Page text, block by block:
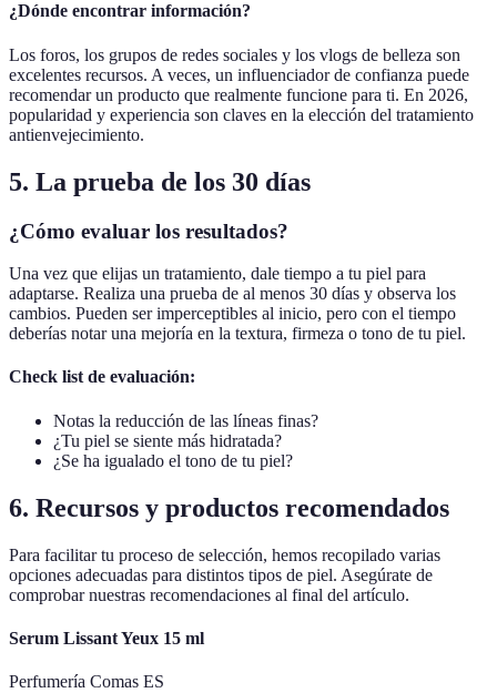
¿Dónde encontrar información?
Los foros, los grupos de redes sociales y los vlogs de belleza son
excelentes recursos. A veces, un influenciador de confianza puede
recomendar un producto que realmente funcione para ti. En 2026,
popularidad y experiencia son claves en la elección del tratamiento
antienvejecimiento.
5. La prueba de los 30 días
¿Cómo evaluar los resultados?
Una vez que elijas un tratamiento, dale tiempo a tu piel para
adaptarse. Realiza una prueba de al menos 30 días y observa los
cambios. Pueden ser imperceptibles al inicio, pero con el tiempo
deberías notar una mejoría en la textura, firmeza o tono de tu piel.
Check list de evaluación:
Notas la reducción de las líneas finas?
¿Tu piel se siente más hidratada?
¿Se ha igualado el tono de tu piel?
6. Recursos y productos recomendados
Para facilitar tu proceso de selección, hemos recopilado varias
opciones adecuadas para distintos tipos de piel. Asegúrate de
comprobar nuestras recomendaciones al final del artículo.
Serum Lissant Yeux 15 ml
Perfumería Comas ES